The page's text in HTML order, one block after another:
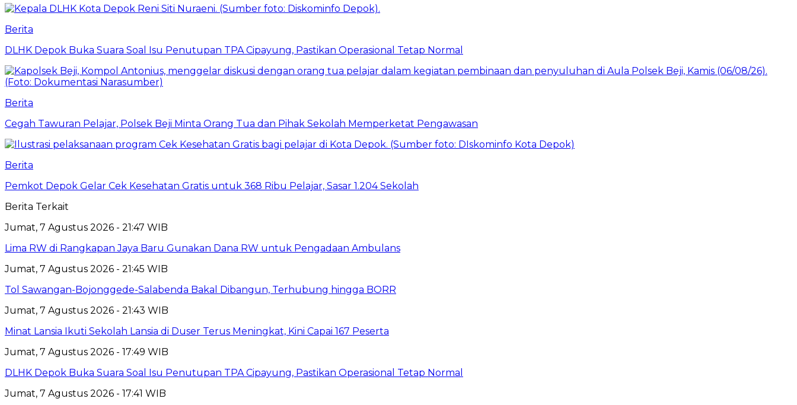
Berita
DLHK Depok Buka Suara Soal Isu Penutupan TPA Cipayung, Pastikan Operasional Tetap Normal
Berita
Cegah Tawuran Pelajar, Polsek Beji Minta Orang Tua dan Pihak Sekolah Memperketat Pengawasan
Berita
Pemkot Depok Gelar Cek Kesehatan Gratis untuk 368 Ribu Pelajar, Sasar 1.204 Sekolah
Berita Terkait
Jumat, 7 Agustus 2026 - 21:47 WIB
Lima RW di Rangkapan Jaya Baru Gunakan Dana RW untuk Pengadaan Ambulans
Jumat, 7 Agustus 2026 - 21:45 WIB
Tol Sawangan-Bojonggede-Salabenda Bakal Dibangun, Terhubung hingga BORR
Jumat, 7 Agustus 2026 - 21:43 WIB
Minat Lansia Ikuti Sekolah Lansia di Duser Terus Meningkat, Kini Capai 167 Peserta
Jumat, 7 Agustus 2026 - 17:49 WIB
DLHK Depok Buka Suara Soal Isu Penutupan TPA Cipayung, Pastikan Operasional Tetap Normal
Jumat, 7 Agustus 2026 - 17:41 WIB